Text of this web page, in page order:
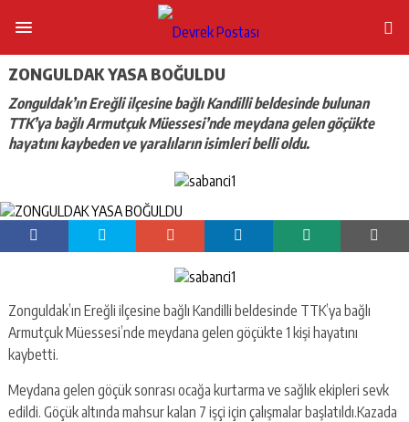
ZONGULDAK YASA BOĞULDU
Zonguldak’ın Ereğli ilçesine bağlı Kandilli beldesinde bulunan
TTK’ya bağlı Armutçuk Müessesi’nde meydana gelen göçükte
hayatını kaybeden ve yaralıların isimleri belli oldu.
Zonguldak’ın Ereğli ilçesine bağlı Kandilli beldesinde TTK’ya bağlı
Armutçuk Müessesi’nde meydana gelen göçükte 1 kişi hayatını
kaybetti.
Meydana gelen göçük sonrası ocağa kurtarma ve sağlık ekipleri sevk
edildi. Göçük altında mahsur kalan 7 işçi için çalışmalar başlatıldı.Kazada